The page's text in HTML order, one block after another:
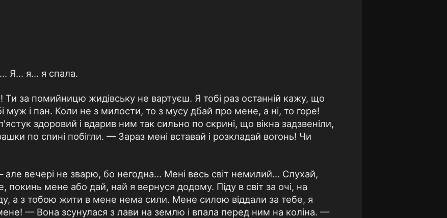
Я... я... я спала.
за помийницю жидівську не вартуєш. Я тобі раз останній кажу, що
муж і пан. Коли не з милости, то з мусу дбай про мене, а ні, то горе!
здоровий і вдарив ним так сильно по скрині, що вікна задзвеніли,
по спині побігли. — Зараз мені вставай і розкладай вогонь! Чи
вечері не зварю, бо негодна... Мені весь світ немилий... Слухай,
покинь мене або дай, най я вернуся додому. Піду в світ за очі, на
а з тобою жити в мене нема сили. Мене силою віддали за тебе, я
— Вона зсунулася з лави на землю і впала перед ним на коліна. —